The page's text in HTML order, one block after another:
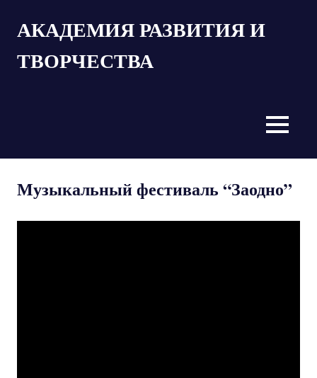
АКАДЕМИЯ РАЗВИТИЯ И
ТВОРЧЕСТВА
MENU
Музыкальный фестиваль “Заодно”